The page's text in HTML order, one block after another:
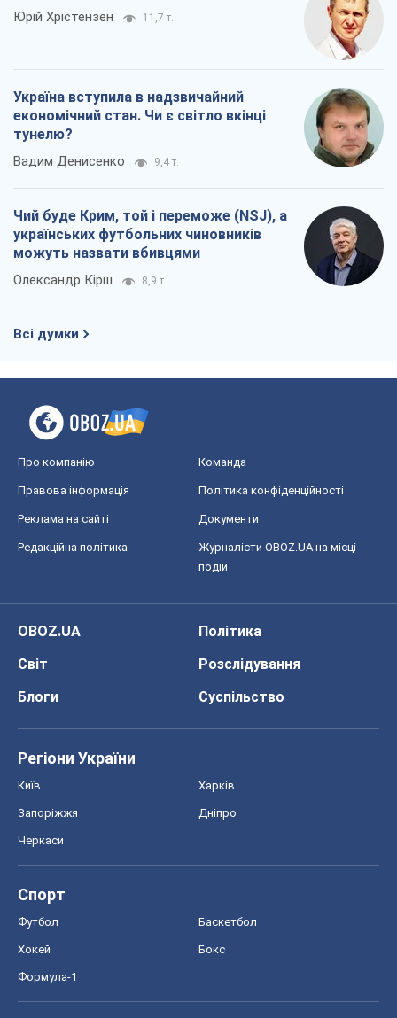
Юрій Хрістензен 11,7 т.
Україна вступила в надзвичайний
економічний стан. Чи є світло вкінці
тунелю?
Вадим Денисенко 9,4 т.
Чий буде Крим, той і переможе (NSJ), а
українських футбольних чиновників
можуть назвати вбивцями
Олександр Кірш 8,9 т.
Всі думки
Про компанію Команда
Правова інформація Політика конфіденційності
Реклама на сайті Документи
Редакційна політика
Журналісти OBOZ.UA на місці
подій
OBOZ.UA
Політика
Світ
Розслідування
Блоги
Суспільство
Регіони України
Київ Харків
Запоріжжя Дніпро
Черкаси
Спорт
Футбол Баскетбол
Хокей Бокс
Формула-1